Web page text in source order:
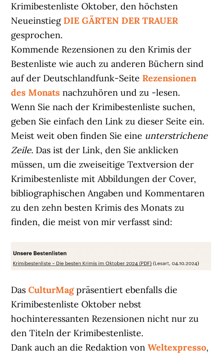
Krimibestenliste Oktober, den höchsten
Neueinstieg DIE GÄRTEN DER TRAUER
gesprochen.
Kommende Rezensionen zu den Krimis der
Bestenliste wie auch zu anderen Büchern sind
auf der Deutschlandfunk-Seite Rezensionen
des Monats nachzuhören und zu -lesen.
Wenn Sie nach der Krimibestenliste suchen,
geben Sie einfach den Link zu dieser Seite ein.
Meist weit oben finden Sie eine unterstrichene
Zeile. Das ist der Link, den Sie anklicken
müssen, um die zweiseitige Textversion der
Krimibestenliste mit Abbildungen der Cover,
bibliographischen Angaben und Kommentaren
zu den zehn besten Krimis des Monats zu
finden, die meist von mir verfasst sind:
DasCulturMagpräsentiert ebenfalls die
Krimibestenliste Oktober nebst
hochinteressanten Rezensionen nicht nur zu
den Titeln der Krimibestenliste.
Dank auch an die Redaktion vonWeltexpresso,